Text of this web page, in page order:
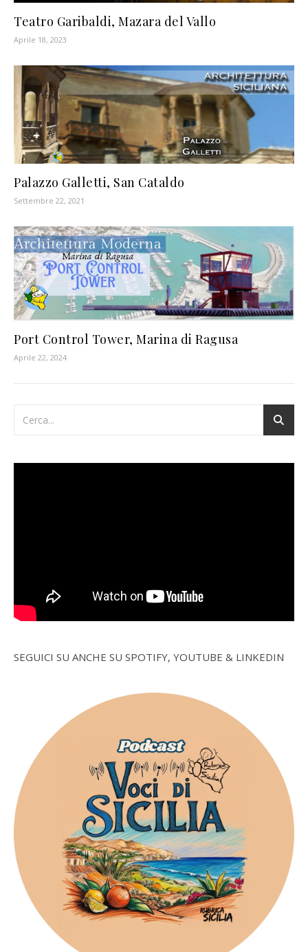
Teatro Garibaldi, Mazara del Vallo
Aprile 18, 2023
Palazzo Galletti, San Cataldo
Settembre 22, 2021
Port Control Tower, Marina di Ragusa
Aprile 22, 2024
SEGUICI SU ANCHE SU SPOTIFY, YOUTUBE & LINKEDIN